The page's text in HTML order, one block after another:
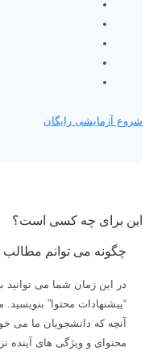
شروع آزمایشی رایگان
این برای چه کسی است؟
چگونه می توانم مطالب
“پیشنهادات محتوا”
آنچه که دانشجویان ما می
محتوای و ویژگی های آینده